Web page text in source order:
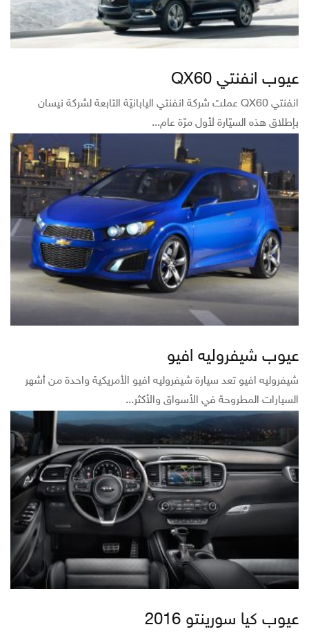
عيوب انفنتي QX60
انفنتي QX60 عملت شركة انفنتي اليابانيّة التابعة لشركة نيسان
بإطلاق هذه السيّارة لأول مرّة عام...
عيوب شيفروليه افيو
شيفروليه افيو تعد سيارة شيفروليه افيو الأمريكية واحدة من أشهر
السيارات المطروحة في الأسواق والأكثر...
عيوب كيا سورينتو 2016